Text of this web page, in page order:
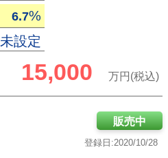
6.7%
未設定
15,000 万円(税込)
登録日:2020/10/28
販売中